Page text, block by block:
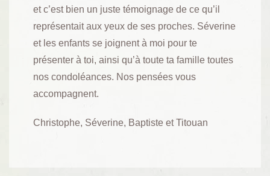
et c’est bien un juste témoignage de ce qu’il
représentait aux yeux de ses proches. Séverine
et les enfants se joignent à moi pour te
présenter à toi, ainsi qu’à toute ta famille toutes
nos condoléances. Nos pensées vous
accompagnent.
Christophe, Séverine, Baptiste et Titouan